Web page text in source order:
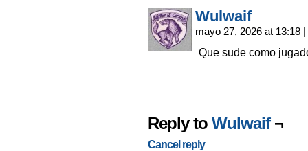
Wulwaif
mayo 27, 2026 at 13:18 |
Que sude como
Reply to Wulwaif¬
Cancel reply